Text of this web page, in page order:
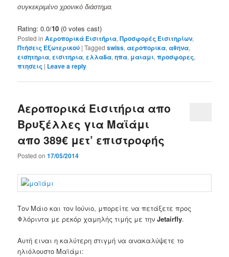
συγκεκριμένο χρονικό διάστημα.
Rating: 0.0/10 (0 votes cast)
Posted in Αεροπορικά Εισιτήρια,Προσφορές Εισιτηρίων,
Πτήσεις Εξωτερικού |Tagged swiss,αεροπορικα,αθηνα,
εισητηρια,εισιτηρια,ελλαδα,ηπα, μαιαμι,προσφορες,
πτησεις | Leave a reply
Αεροπορικά Εισιτήρια απο
Βρυξέλλες για Μαϊάμι
απο 389€ μετ’ επιστροφής
Posted on17/05/2014
Τον Μάιο και τον Ιούνιο, μπορείτε ναπετάξετε προς
Φλόριντα μερεκόρ χαμηλής τιμής με τηνJetairfly.
Αυτή ειναι η καλύτερη στιγμή να ανακαλύψετε το
ηλιόλουστο Μαϊάμι: